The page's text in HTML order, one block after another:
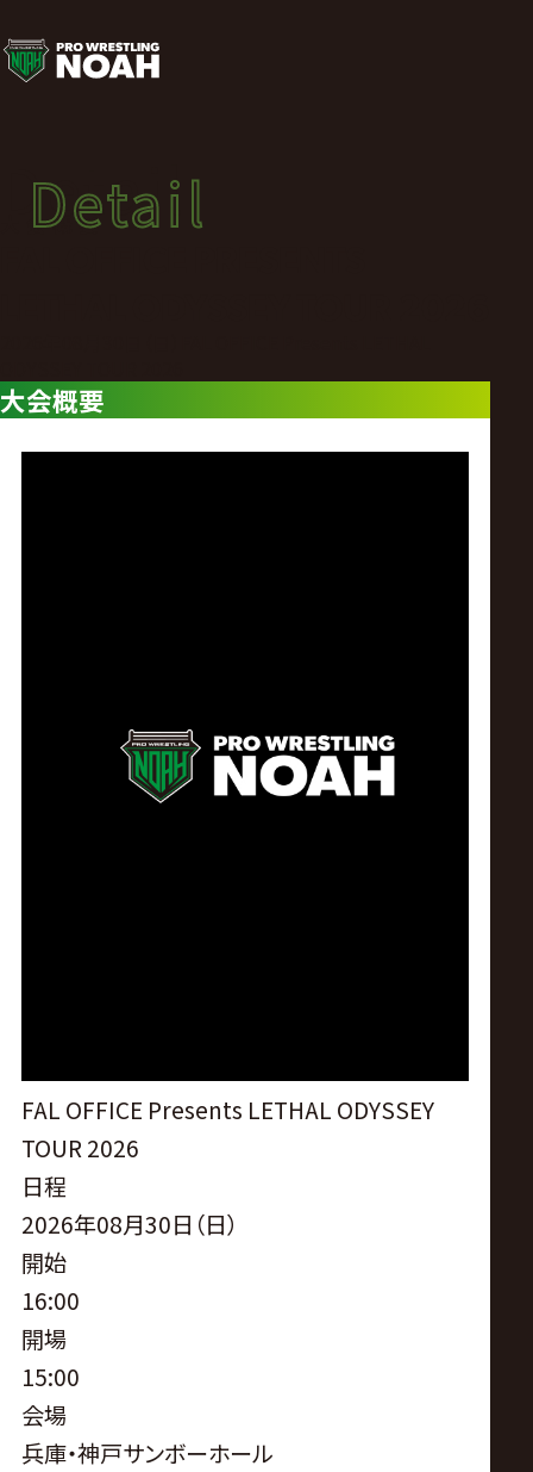
大
会
概
要
ロ
サ
イ
ト
Detail
大会概要
Detail
大会概要
FAL OFFICE Presents LETHAL ODYSSEY
TOUR 2026
日程
2026年08月30日（日）
開始
16:00
開場
15:00
会場
兵庫・神戸サンボーホール